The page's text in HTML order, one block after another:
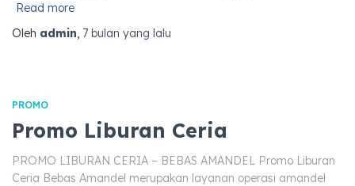
Read more
Oleh admin, 7 bulan yang lalu
PROMO
Promo Liburan Ceria
PROMO LIBURAN CERIA – BEBAS AMANDEL Promo Liburan
Ceria Bebas Amandel merupakan layanan operasi amandel